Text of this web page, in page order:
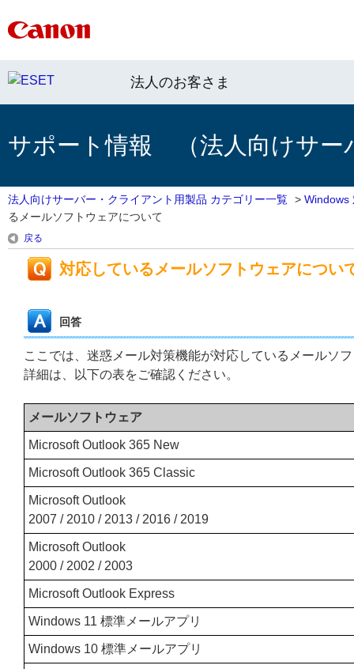
法人のお客さま
サポート情報 （法人向けサー
法人向けサーバー・クライアント用製品 カテゴリー一覧 > Windows
るメールソフトウェアについて
戻る
対応しているメールソフトウェアについ
回答
ここでは、迷惑メール対策機能が対応しているメールソ
詳細は、以下の表をご確認ください。
メールソフトウェア
Microsoft Outlook 365 New
Microsoft Outlook 365 Classic
Microsoft Outlook
2007 / 2010 / 2013 / 2016 / 2019
Microsoft Outlook
2000 / 2002 / 2003
Microsoft Outlook Express
Windows 11 標準メールアプリ
Windows 10 標準メールアプリ